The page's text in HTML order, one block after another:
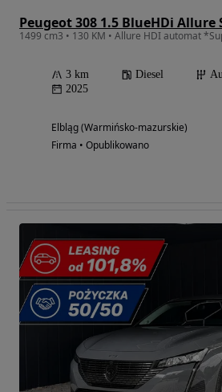
Peugeot 308 1.5 BlueHDi Allure
3 km Diesel
2025
Elbląg (Warmińsko-mazurskie)
Firma • Opublikowano